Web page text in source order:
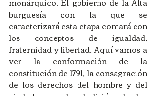
burguesía con la que se
caracterizará esta etapa contará con
los conceptos de igualdad,
fraternidad y libertad. Aquí vamos a
ver la conformación de la
constitución de 1791, la consagración
de los derechos del hombre y del